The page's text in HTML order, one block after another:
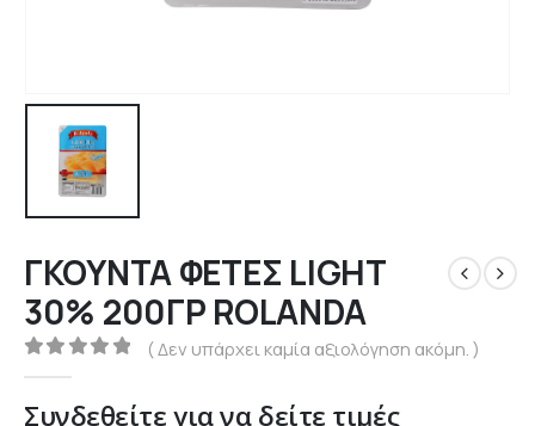
ΓΚΟΥΝΤΑ ΦΕΤΕΣ LIGHT
30% 200ΓΡ ROLANDA
0out of 5
( Δεν υπάρχει καμία αξιολόγηση ακόμη. )
Συνδεθείτε για να δείτε τιμές